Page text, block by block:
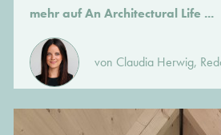
mehr auf An Architectural Life ...
von Claudia Herwig,